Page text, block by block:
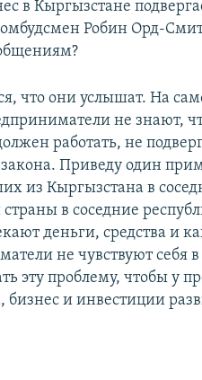
в Кыргызстане
Робин Орд-
что они услышат. На
не знают,
работать, не
Приведу один
из Кыргызстана в
в соседние
деньги, средства и
не чувствуют себя
эту проблему, чтобы у
и инвестиции